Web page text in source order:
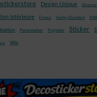
Design Unique Douceur
Intérieure France Harley Davidson
Personnaliser Polyester Sticker
Vélo